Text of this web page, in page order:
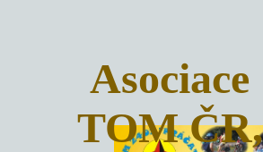
Asociace
TOM ČR,